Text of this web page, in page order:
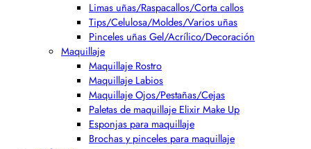
Limas uñas/Raspacallos/Corta callos
Tips/Celulosa/Moldes/Varios uñas
Pinceles uñas Gel/Acrílico/Decoración
Maquillaje
Maquillaje Rostro
Maquillaje Labios
Maquillaje Ojos/Pestañas/Cejas
Paletas de maquillaje Elixir Make Up
Esponjas para maquillaje
Brochas y pinceles para maquillaje